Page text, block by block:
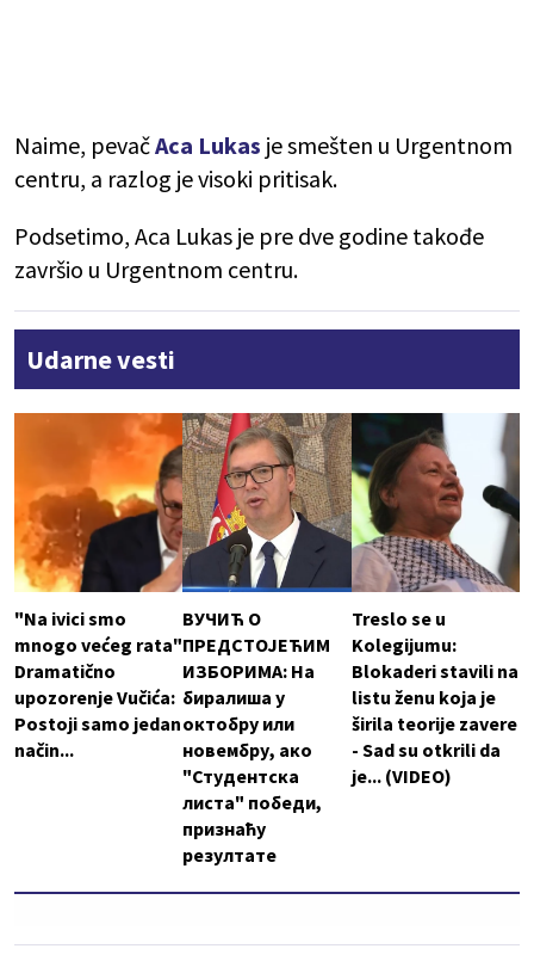
Naime, pevačAca Lukas je smešten u Urgentnom
centru, a razlog je visoki pritisak.
Podsetimo, Aca Lukas je pre dve godine takođe
završio u Urgentnom centru.
Udarne vesti
"Na ivici smo
mnogo većeg rata"
Dramatično
upozorenje Vučića:
Postoji samo jedan
način...
ВУЧИЋ О
ПРЕДСТОЈЕЋИМ
ИЗБОРИМА: На
биралиша у
октобру или
новембру, ако
"Студентска
листа" победи,
признаћу
резултате
Treslo se u
Kolegijumu:
Blokaderi stavili na
listu ženu koja je
širila teorije zavere
- Sad su otkrili da
je... (VIDEO)